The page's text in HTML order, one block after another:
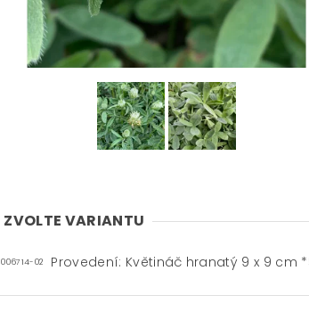
ZVOLTE VARIANTU
006714-02 Provedení: Květináč hranatý 9 x 9 cm